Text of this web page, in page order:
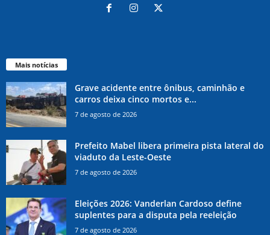
Mais notícias
Grave acidente entre ônibus, caminhão e
carros deixa cinco mortos e...
7 de agosto de 2026
Prefeito Mabel libera primeira pista lateral do
viaduto da Leste-Oeste
7 de agosto de 2026
Eleições 2026: Vanderlan Cardoso define
suplentes para a disputa pela reeleição
7 de agosto de 2026